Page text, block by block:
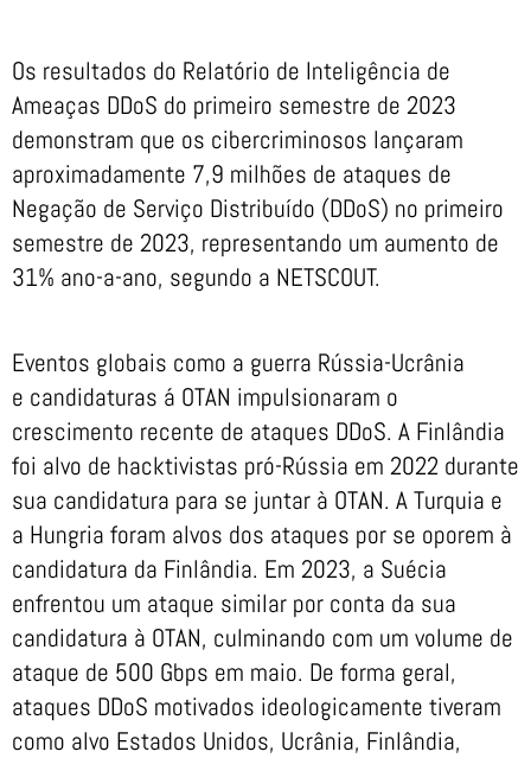
Os resultados do Relatório de Inteligência de
Ameaças DDoS do primeiro semestre de 2023
demonstram que os cibercriminosos lançaram
aproximadamente 7,9 milhões de ataques de
Negação de Serviço Distribuído (DDoS) no primeiro
semestre de 2023, representando um aumento de
31% ano-a-ano, segundo a NETSCOUT.
Eventos globais como a guerra Rússia-Ucrânia
e candidaturas á OTAN impulsionaram o
crescimento recente de ataques DDoS. A Finlândia
foi alvo de hacktivistas pró-Rússia em 2022 durante
sua candidatura para se juntar à OTAN. A Turquia e
a Hungria foram alvos dos ataques por se oporem à
candidatura da Finlândia. Em 2023, a Suécia
enfrentou um ataque similar por conta da sua
candidatura à OTAN, culminando com um volume de
ataque de 500 Gbps em maio. De forma geral,
ataques DDoS motivados ideologicamente tiveram
como alvo Estados Unidos, Ucrânia, Finlândia,